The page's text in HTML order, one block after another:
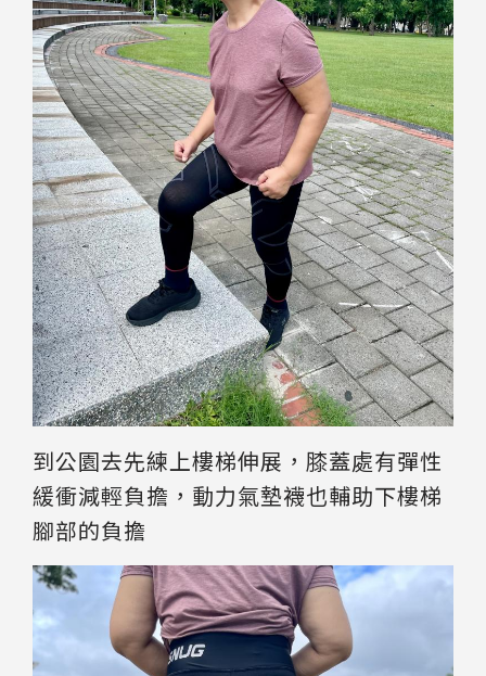
到公園去先練上樓梯伸展，膝蓋處有彈性
緩衝減輕負擔，動力氣墊襪也輔助下樓梯
腳部的負擔